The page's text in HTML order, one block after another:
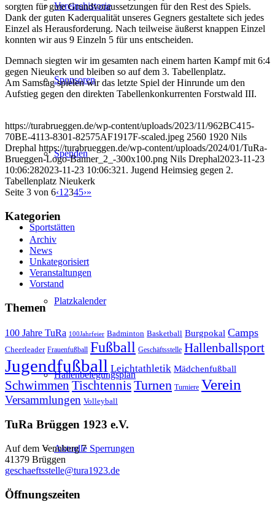
Vereinshistorie
Sponsoren
Spenden
Sportstätten
Platzkalender
Hallenbelegungsplan
Aktuelle Sperrungen
sorgten für gute Grundvoraussetzungen für den Rest des Spiels.
Dank der guten Kaderqualität unseres Gegners gestaltete sich jedes
Einzel als Herausforderung. Nach teilweise äußerst knappen Einzel
konnten wir aus 9 Einzeln 5 für uns entscheiden.
Demnach siegten wir im gesamten nach einem harten Kampf mit 6:4
gegen Nieukerk und bleiben so auf dem 3. Tabellenplatz.
Am Samstag spielen wir das letzte Spiel der Hinrunde um den
Aufstieg gegen den direkten Tabellenkonkurrenten Forstwald III.
https://turabrueggen.de/wp-content/uploads/2023/11/962BC415-
70BE-4113-8301-82575AF1917F-scaled.jpeg 2560 1920 Nils
Drephal https://turabrueggen.de/wp-content/uploads/2024/01/TuRa-
Brueggen-Logo-Banner_2_-300x100.png Nils Drephal2023-11-23
10:06:282023-11-23 10:06:321. Jugend Heimsieg gegen 2.
Tabellenplatz Nieukerk
Seite 3 von 6‹1 2345›»
Kategorien
Archiv
News
Unkategorisiert
Veranstaltungen
Vorstand
Themen
100 Jahre TuRa 100Jahrfeier Badminton Basketball Burgpokal Camps
Cheerleader Frauenfußball Fußball Geschäftsstelle Hallenballsport
Jugendfußball Leichtathletik Mädchenfußball
Schwimmen TischtennisTurnen Turniere Verein
Versammlungen Volleyball
TuRa Brüggen 1923 e.V.
Auf dem Vennberg 7
41379 Brüggen
geschaeftsstelle@tura1923.de
Öffnungszeiten